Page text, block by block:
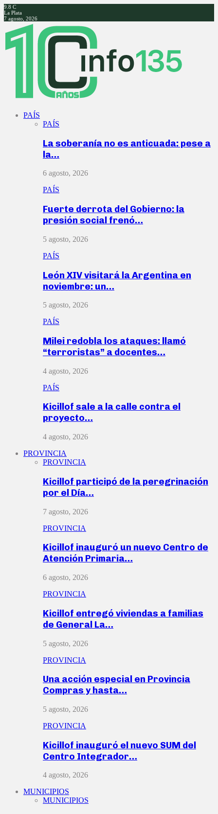
9.8 C
La Plata
7 agosto, 2026
Facebook
Twitter
Instagram
Youtube
PAÍS
PAÍS
La soberanía no es anticuada: pese a
la…
6 agosto, 2026
PAÍS
Fuerte derrota del Gobierno: la
presión social frenó…
5 agosto, 2026
PAÍS
León XIV visitará la Argentina en
noviembre: un…
5 agosto, 2026
PAÍS
Milei redobla los ataques: llamó
“terroristas” a docentes…
4 agosto, 2026
PAÍS
Kicillof sale a la calle contra el
proyecto…
4 agosto, 2026
PROVINCIA
PROVINCIA
Kicillof participó de la peregrinación
por el Día…
7 agosto, 2026
PROVINCIA
Kicillof inauguró un nuevo Centro de
Atención Primaria…
6 agosto, 2026
PROVINCIA
Kicillof entregó viviendas a familias
de General La…
5 agosto, 2026
PROVINCIA
Una acción especial en Provincia
Compras y hasta…
5 agosto, 2026
PROVINCIA
Kicillof inauguró el nuevo SUM del
Centro Integrador…
4 agosto, 2026
MUNICIPIOS
MUNICIPIOS